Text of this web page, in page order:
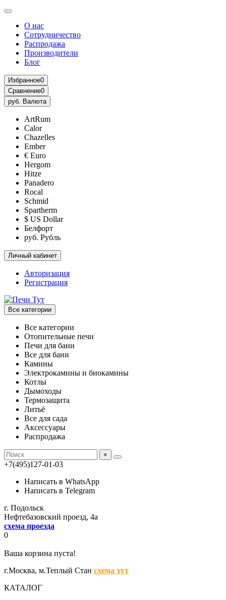
О нас
Сотрудничество
Распродажа
Производители
Блог
Избранное0
Сравнение0
руб. Валюта
ArtRum
Calor
Chazelles
Ember
€ Euro
Hergom
Hitze
Panadero
Rocal
Schmid
Spartherm
$ US Dollar
Белфорт
руб. Рубль
Личный кабинет
Авторизация
Регистрация
Все категории
Все категории
Отопительные печи
Печи для бани
Все для бани
Камины
Электрокамины и биокамины
Котлы
Дымоходы
Термозащита
Литьё
Все для сада
Аксессуары
Распродажа
×
+7(495)127-01-03
Написать в WhatsApp
Написать в Telegram
г. Подольск
Нефтебазовский проезд, 4а
схема проезда
0
Ваша корзина пуста!
г.Москва, м.Теплый Стан схема тут
КАТАЛОГ